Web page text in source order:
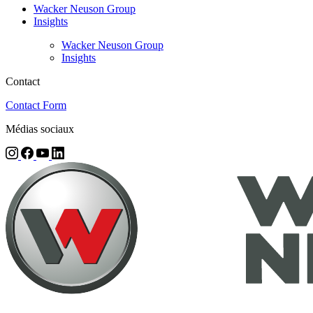
Wacker Neuson Group
Insights
Wacker Neuson Group
Insights
Contact
Contact Form
Médias sociaux